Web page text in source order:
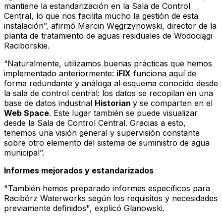
mantiene la estandarización en la Sala de Control
Central, lo que nos facilita mucho la gestión de esta
instalación”, afirmó Marcin Węgrzynowski, director de la
planta de tratamiento de aguas residuales de Wodociągi
Raciborskie.
“Naturalmente, utilizamos buenas prácticas que hemos
implementado anteriormente: iFIX funciona aquí de
forma redundante y análoga al esquema conocido desde
la sala de control central: los datos se recopilan en una
base de datos industrial Historian y se comparten en el
Web Space. Este lugar también se puede visualizar
desde la Sala de Control Central. Gracias a esto,
tenemos una visión general y supervisión constante
sobre otro elemento del sistema de suministro de agua
municipal”.
Informes mejorados y estandarizados
"También hemos preparado informes específicos para
Racibórz Waterworks según los requisitos y necesidades
previamente definidos", explicó Glanowski.